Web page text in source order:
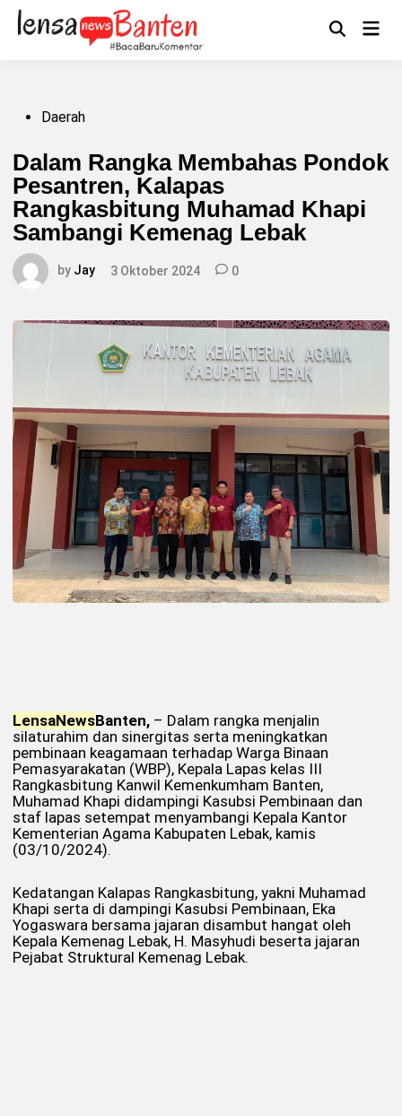
Skip
content
OpenMain
PostedDaerah
Dalam Rangka Membahas Pondok
Pesantren, Kalapas
Rangkasbitung Muhamad Khapi
Sambangi Kemenag Lebak
by Jay 3 Oktober 2024 0
LensaNewsBanten, – Dalam rangka menjalin
silaturahim dan sinergitas serta meningkatkan
pembinaan keagamaan terhadap Warga Binaan
Pemasyarakatan (WBP), Kepala Lapas kelas III
Rangkasbitung Kanwil Kemenkumham Banten,
Muhamad Khapi didampingi Kasubsi Pembinaan dan
staf lapas setempat menyambangi Kepala Kantor
Kementerian Agama Kabupaten Lebak, kamis
(03/10/2024).
Kedatangan Kalapas Rangkasbitung, yakni Muhamad
Khapi serta di dampingi Kasubsi Pembinaan, Eka
Yogaswara bersama jajaran disambut hangat oleh
Kepala Kemenag Lebak, H. Masyhudi beserta jajaran
Pejabat Struktural Kemenag Lebak.